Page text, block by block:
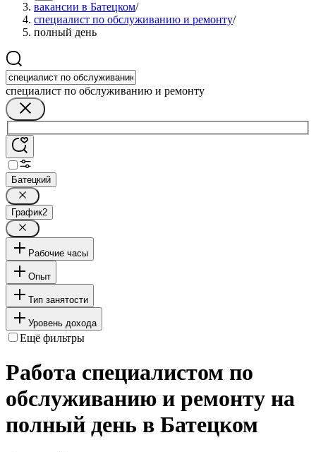
вакансии в Батецком/
специалист по обслуживанию и ремонту/
полный день
специалист по обслуживанию и ремонту
Батецкий
График2
Рабочие часы
Опыт
Тип занятости
Уровень дохода
Ещё фильтры
Работа специалистом по
обслуживанию и ремонту на
полный день в Батецком